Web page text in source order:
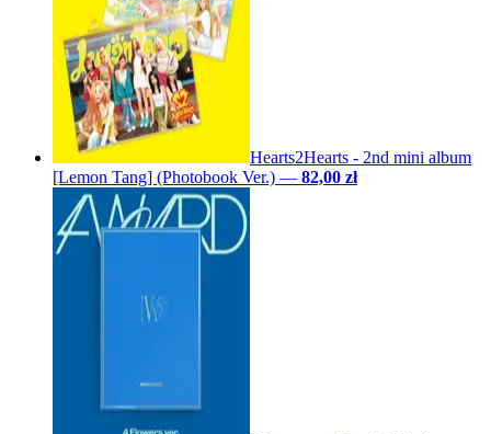
Hearts2Hearts - 2nd mini album
[Lemon Tang] (Photobook Ver.) — 82,00 zł